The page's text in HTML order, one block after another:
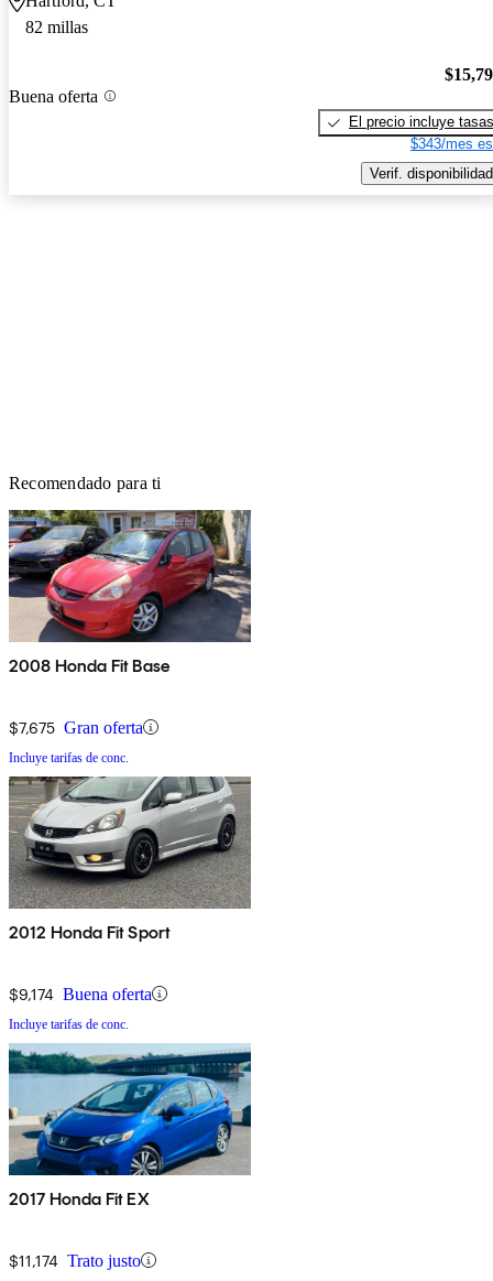
82 millas
Buena oferta
El precio incluye tasas
$343/mes
Verif. disponibilidad
Recomendado para ti
2008 Honda Fit Base
$7,675 Gran oferta
Incluye tarifas de conc.
2012 Honda Fit Sport
$9,174 Buena oferta
Incluye tarifas de conc.
2017 Honda Fit EX
$11,174 Trato justo